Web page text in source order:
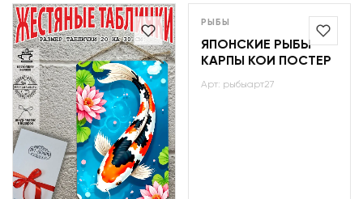
РЫБЫ
ЯПОНСКИЕ РЫБЫ
КАРПЫ КОИ ПОСТЕР
Арт: рыбыарт27